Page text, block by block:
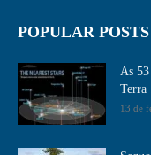
POPULAR POSTS
As
Terra
13 de